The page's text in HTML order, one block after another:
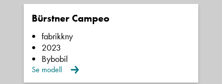
Bürstner Campeo
fabrikkny
2023
Bybobil
Se modell